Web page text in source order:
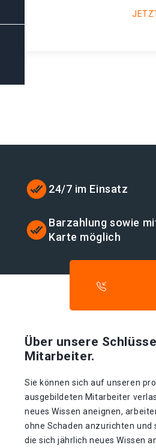
24/7 im Einsatz
Barzahlung sowie
Karte möglich
Über unsere
Mitarbeiter.
Sie können sich auf unseren
ausgebildeten Mitarbeiter
neues Wissen aneignen,
ohne Schaden anzurichten
die sich jährlich neues Wissen